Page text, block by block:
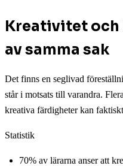
Kreativitet och
av samma sak
Det finns en seglivad
står i motsats till varandra.
kreativa färdigheter kan
Statistik
70% av lärarna anser att